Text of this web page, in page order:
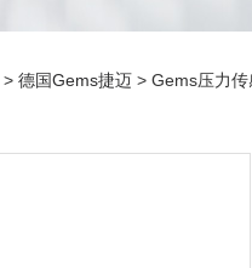
> 德国Gems捷迈 > Gems压力